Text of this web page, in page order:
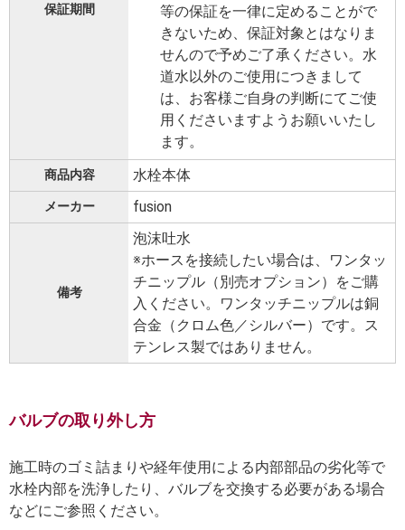
保証期間
等の保証を一律に定めることがで
きないため、保証対象とはなりま
せんので予めご了承ください。水
道水以外のご使用につきまして
は、お客様ご自身の判断にてご使
用くださいますようお願いいたし
ます。
商品内容 水栓本体
メーカー fusion
備考
泡沫吐水
※ホースを接続したい場合は、ワンタッ
チニップル（別売オプション）をご購
入ください。ワンタッチニップルは銅
合金（クロム色／シルバー）です。ス
テンレス製ではありません。
バルブの取り外し方
施工時のゴミ詰まりや経年使用による内部部品の劣化等で
水栓内部を洗浄したり、バルブを交換する必要がある場合
などにご参照ください。